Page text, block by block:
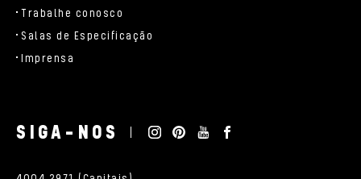
Trabalhe conosco
Salas de Especificação
Imprensa
SIGA-NOS